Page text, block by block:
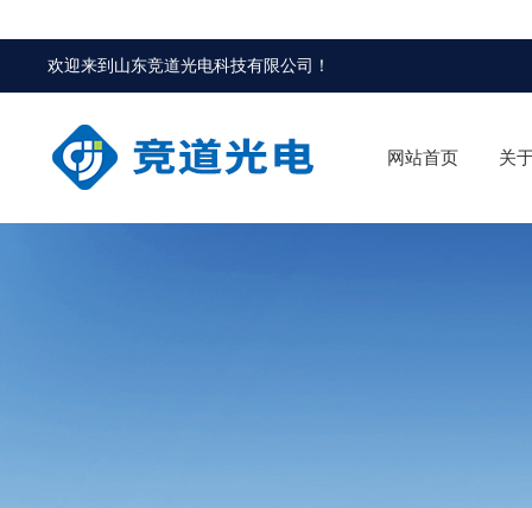
欢迎来到 山东竞道光电科技有限公司 ！
网站首页 关